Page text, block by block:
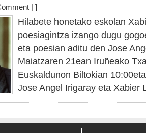
| ]
Hilabete honetako eskolan
poesiagintza izango dugu
eta poesian aditu den Jose
Maiatzaren 21ean Iruñeako
Euskaldunon Biltokian
Jose Angel Irigaray eta Xabier